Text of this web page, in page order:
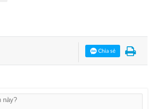
Chia sẻ